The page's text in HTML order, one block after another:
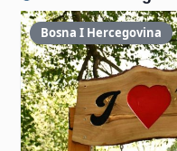
Bosna I Hercegovina